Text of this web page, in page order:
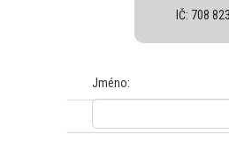
IČ: 708
Jméno: